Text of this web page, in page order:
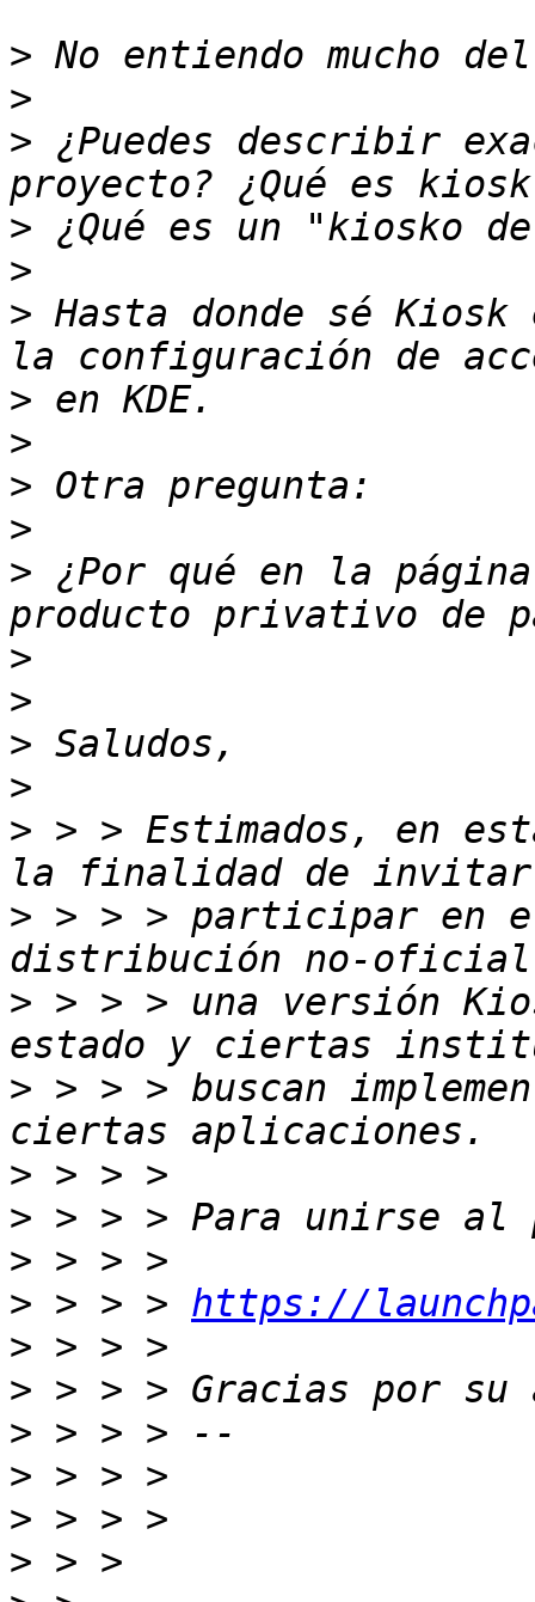
>
>
> ¿Puedes describir
>
>
> Hasta donde sé Kiosk
>
>
>
>
> ¿Por qué en la
>
>
>
>
> > > Estimados, en
> > > > participar en
> > > > una versión
> > > > buscan
>
>
>
> > > > https://
>
>
>
>
>
>